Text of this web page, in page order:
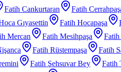
Fatih Cankurtaran Fatih
Gıyasettin Fatih Hocapaşa
Mercan Fatih Mesihpaşa Fatih
Fatih Rüstempaşa Fatih
Fatih Şehsuvar Bey Fatih